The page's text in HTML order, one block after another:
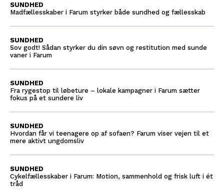
Madfællesskaber i Farum styrker både sundhed og fællesskab
SUNDHED
Sov godt! Sådan styrker du din søvn og restitution med sunde
vaner i Farum
SUNDHED
Fra rygestop til løbeture – lokale kampagner i Farum sætter
fokus på et sundere liv
SUNDHED
Hvordan får vi teenagere op af sofaen? Farum viser vejen til et
mere aktivt ungdomsliv
SUNDHED
Cykelfællesskaber i Farum: Motion, sammenhold og frisk luft i ét
tråd
SUNDHED